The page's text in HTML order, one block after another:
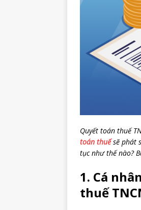
Quyết toán thuế
toán thuếsẽ phát
tục như thế nào?
1. Cá
thuế